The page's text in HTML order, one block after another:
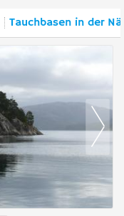
Tauchbasen in der